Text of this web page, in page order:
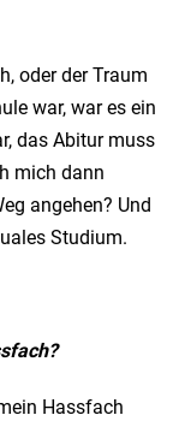
oder der Traum
war, war es ein
das Abitur muss
mich dann
angehen? Und
Studium.
Hassfach